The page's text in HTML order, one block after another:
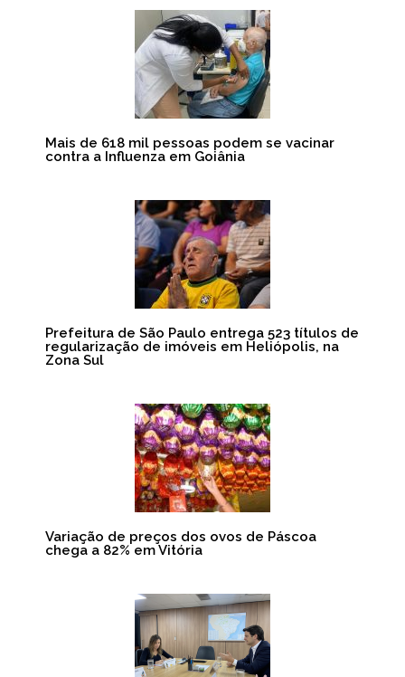
Mais de 618 mil pessoas podem se vacinar
contra a Influenza em Goiânia
Prefeitura de São Paulo entrega 523 títulos de
regularização de imóveis em Heliópolis, na
Zona Sul
Variação de preços dos ovos de Páscoa
chega a 82% em Vitória